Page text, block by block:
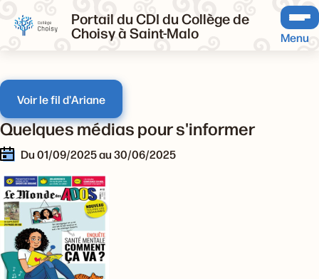
Portail du CDI du Collège de
Choisy à Saint-Malo Menu
Voir le fil d'Ariane
Quelques médias pour s'informer
Du 01/09/2025 au 30/06/2025